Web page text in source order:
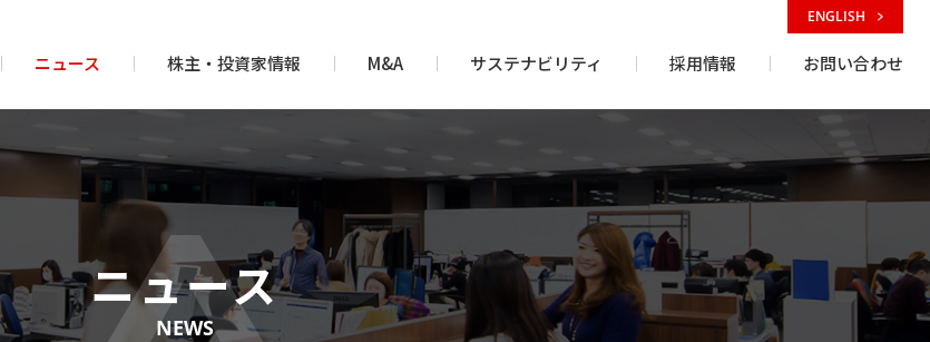
ニュース 株主・投資家情報 M&A サステナビリティ 採用情報 お問い合わせ
ENGLISH
ニュース
NEWS